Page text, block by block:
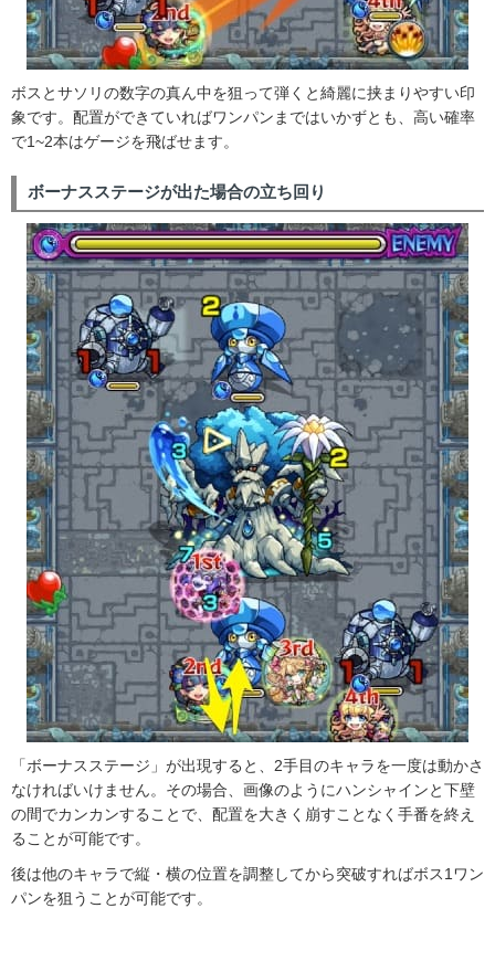
ボスとサソリの数字の真ん中を狙って弾くと綺麗に挟まりやすい印
象です。配置ができていればワンパンまではいかずとも、高い確率
で1~2本はゲージを飛ばせます。
ボーナスステージが出た場合の立ち回り
「ボーナスステージ」が出現すると、2手目のキャラを一度は動かさ
なければいけません。その場合、画像のようにハンシャインと下壁
の間でカンカンすることで、配置を大きく崩すことなく手番を終え
ることが可能です。
後は他のキャラで縦・横の位置を調整してから突破すればボス1ワン
パンを狙うことが可能です。